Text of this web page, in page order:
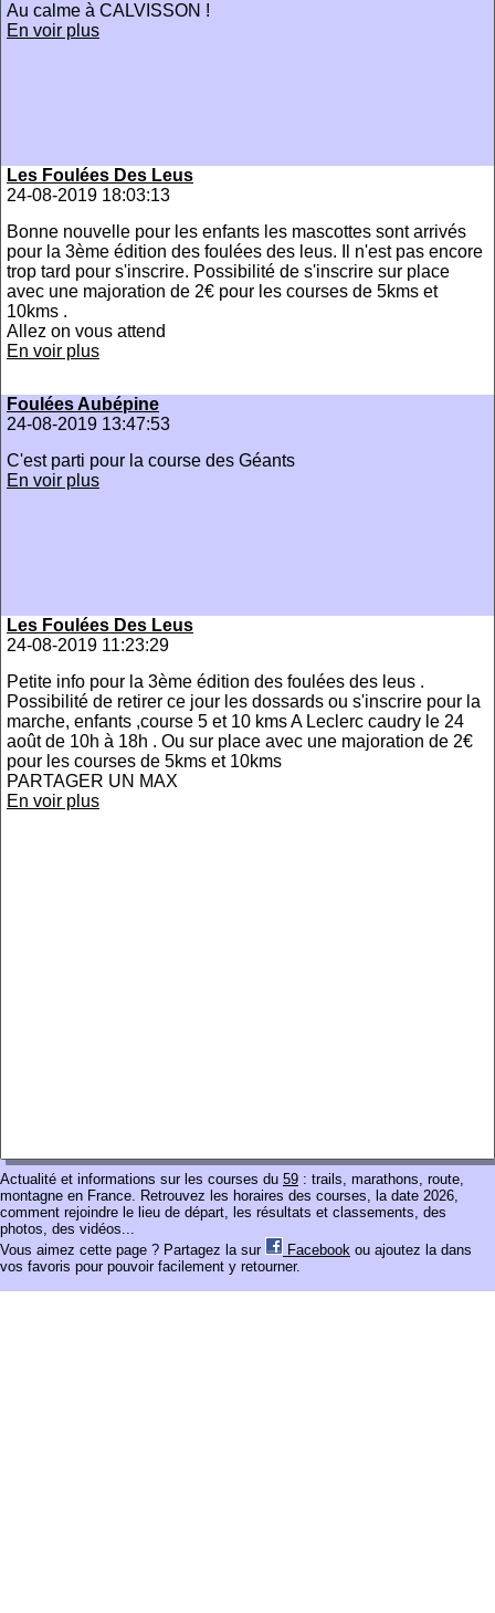
Au calme à CALVISSON !
En voir plus
Les Foulées Des Leus
24-08-2019 18:03:13
Bonne nouvelle pour les enfants les mascottes sont arrivés
pour la 3ème édition des foulées des leus. Il n'est pas encore
trop tard pour s'inscrire. Possibilité de s'inscrire sur place
avec une majoration de 2€ pour les courses de 5kms et
10kms .
Allez on vous attend
En voir plus
Foulées Aubépine
24-08-2019 13:47:53
C'est parti pour la course des Géants
En voir plus
Les Foulées Des Leus
24-08-2019 11:23:29
Petite info pour la 3ème édition des foulées des leus .
Possibilité de retirer ce jour les dossards ou s'inscrire pour la
marche, enfants ,course 5 et 10 kms A Leclerc caudry le 24
août de 10h à 18h . Ou sur place avec une majoration de 2€
pour les courses de 5kms et 10kms
PARTAGER UN MAX
En voir plus
Actualité et informations sur les courses du 59 : trails, marathons, route,
montagne en France. Retrouvez les horaires des courses, la date 2026,
comment rejoindre le lieu de départ, les résultats et classements, des
photos, des vidéos...
Vous aimez cette page ? Partagez la sur
Facebook ou ajoutez la dans
vos favoris pour pouvoir facilement y retourner.